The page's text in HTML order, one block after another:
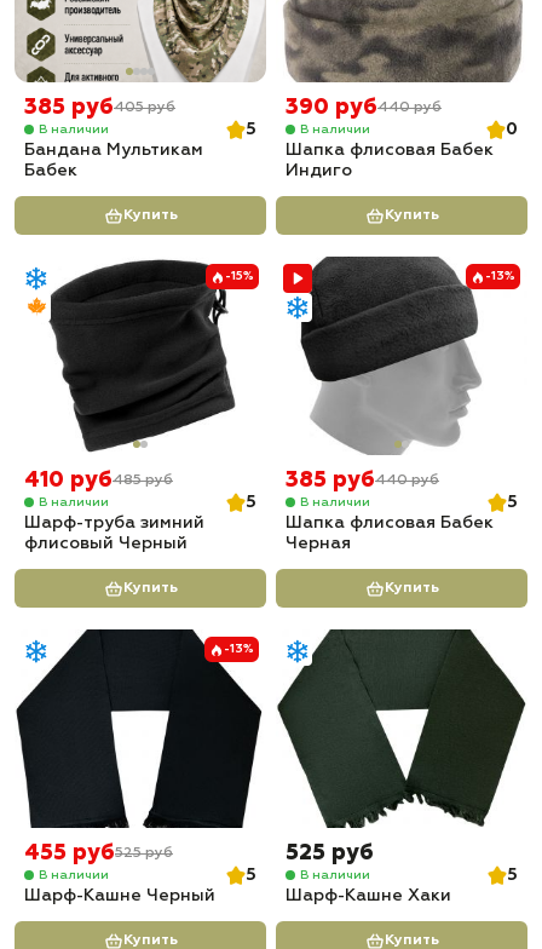
385 руб405 руб
В наличии
5
Бандана Мультикам
Бабек
Купить
390 руб440 руб
В наличии
0
Шапка флисовая Бабек
Индиго
Купить
-15%
410 руб485 руб
В наличии
5
Шарф-труба зимний
флисовый Черный
Купить
-13%
385 руб440 руб
В наличии
5
Шапка флисовая Бабек
Черная
Купить
-13%
455 руб525 руб
В наличии
5
Шарф-Кашне Черный
Купить
525 руб
В наличии
5
Шарф-Кашне Хаки
Купить